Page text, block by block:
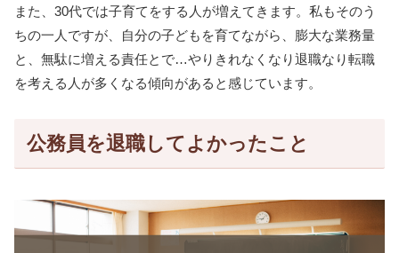
また、30代では子育てをする人が増えてきます。私もそのう
ちの一人ですが、自分の子どもを育てながら、膨大な業務量
と、無駄に増える責任とで…やりきれなくなり退職なり転職
を考える人が多くなる傾向があると感じています。
公務員を退職してよかったこと